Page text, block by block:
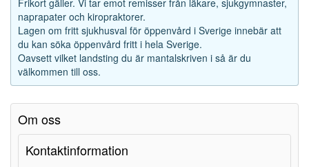
Frikort gäller. Vi tar emot remisser från läkare, sjukgymnaster,
naprapater och kiropraktorer.
Lagen om fritt sjukhusval för öppenvård i Sverige innebär att
du kan söka öppenvård fritt i hela Sverige.
Oavsett vilket landsting du är mantalskriven i så är du
välkommen till oss.
Om oss
Kontaktinformation